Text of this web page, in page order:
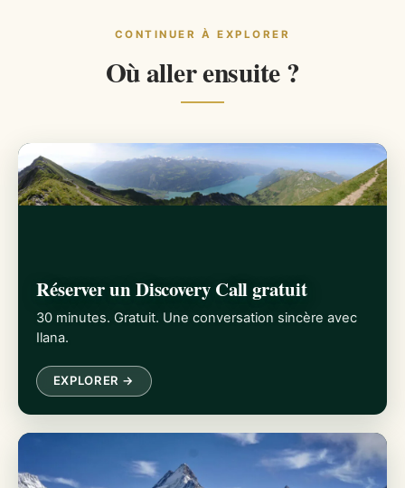
CONTINUER À EXPLORER
Où aller ensuite ?
Réserver un Discovery Call gratuit
30 minutes. Gratuit. Une conversation sincère avec
Ilana.
EXPLORER →